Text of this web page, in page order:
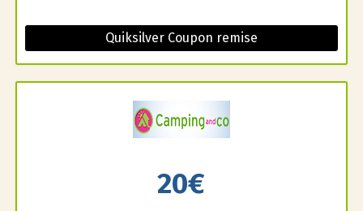
Quiksilver Coupon remise
20€